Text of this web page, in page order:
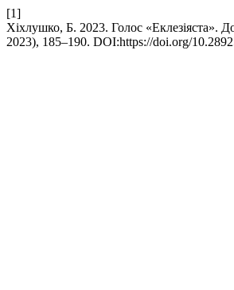
[1]
Хіхлушко, Б. 2023. Голос «Еклезіяста».
2023), 185–190. DOI:https://doi.org/